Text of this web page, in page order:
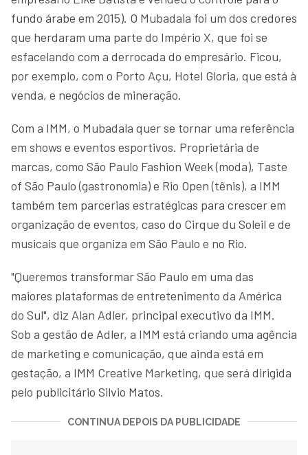
fundo árabe em 2015). O Mubadala foi um dos credores
que herdaram uma parte do Império X, que foi se
esfacelando com a derrocada do empresário. Ficou,
por exemplo, com o Porto Açu, Hotel Gloria, que está à
venda, e negócios de mineração.
Com a IMM, o Mubadala quer se tornar uma referência
em shows e eventos esportivos. Proprietária de
marcas, como São Paulo Fashion Week (moda), Taste
of São Paulo (gastronomia) e Rio Open (tênis), a IMM
também tem parcerias estratégicas para crescer em
organização de eventos, caso do Cirque du Soleil e de
musicais que organiza em São Paulo e no Rio.
"Queremos transformar São Paulo em uma das
maiores plataformas de entretenimento da América
do Sul", diz Alan Adler, principal executivo da IMM.
Sob a gestão de Adler, a IMM está criando uma agência
de marketing e comunicação, que ainda está em
gestação, a IMM Creative Marketing, que será dirigida
pelo publicitário Silvio Matos.
CONTINUA DEPOIS DA PUBLICIDADE